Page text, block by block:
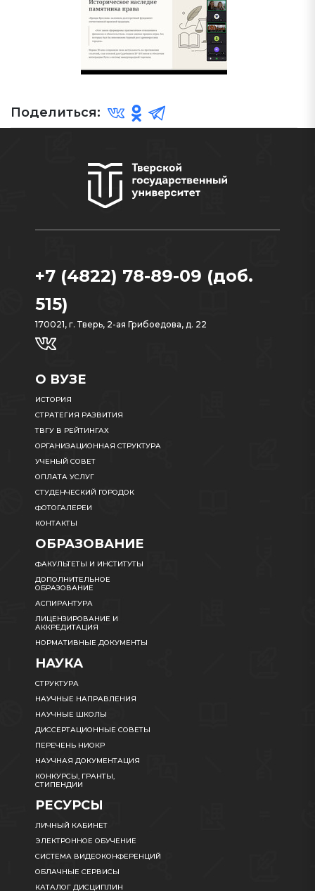
Поделиться:
+7 (4822) 78-89-09 (доб.
515)
170021, г. Тверь, 2-ая Грибоедова, д. 22
О ВУЗЕ
ИСТОРИЯ
СТРАТЕГИЯ РАЗВИТИЯ
ТВГУ В РЕЙТИНГАХ
ОРГАНИЗАЦИОННАЯ СТРУКТУРА
УЧЕНЫЙ СОВЕТ
ОПЛАТА УСЛУГ
СТУДЕНЧЕСКИЙ ГОРОДОК
ФОТОГАЛЕРЕИ
КОНТАКТЫ
ОБРАЗОВАНИЕ
ФАКУЛЬТЕТЫ И ИНСТИТУТЫ
ДОПОЛНИТЕЛЬНОЕ
ОБРАЗОВАНИЕ
АСПИРАНТУРА
ЛИЦЕНЗИРОВАНИЕ И
АККРЕДИТАЦИЯ
НОРМАТИВНЫЕ ДОКУМЕНТЫ
НАУКА
СТРУКТУРА
НАУЧНЫЕ НАПРАВЛЕНИЯ
НАУЧНЫЕ ШКОЛЫ
ДИССЕРТАЦИОННЫЕ СОВЕТЫ
ПЕРЕЧЕНЬ НИОКР
НАУЧНАЯ ДОКУМЕНТАЦИЯ
КОНКУРСЫ, ГРАНТЫ,
СТИПЕНДИИ
РЕСУРСЫ
ЛИЧНЫЙ КАБИНЕТ
ЭЛЕКТРОННОЕ ОБУЧЕНИЕ
СИСТЕМА ВИДЕОКОНФЕРЕНЦИЙ
ОБЛАЧНЫЕ СЕРВИСЫ
КАТАЛОГ ДИСЦИПЛИН